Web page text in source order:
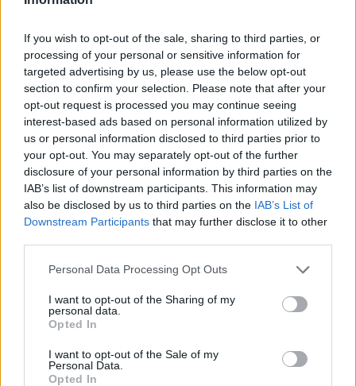
If you wish to opt-out of the sale, sharing to third parties, or
processing of your personal or sensitive information for
targeted advertising by us, please use the below opt-out
section to confirm your selection. Please note that after your
opt-out request is processed you may continue seeing
interest-based ads based on personal information utilized by
us or personal information disclosed to third parties prior to
your opt-out. You may separately opt-out of the further
disclosure of your personal information by third parties on the
IAB’s list of downstream participants. This information may
also be disclosed by us to third parties on the IAB’s List of
Downstream Participants that may further disclose it to other
Personal Data Processing Opt Outs
I want to opt-out of the Sharing of my
personal data.
Opted In
I want to opt-out of the Sale of my
Personal Data.
Opted In
Warriors vs Kings fans 🫣pic.twitter.com/dZXZ5nmWbB
— NBACentral (@TheNBACentral) April 22, 2023